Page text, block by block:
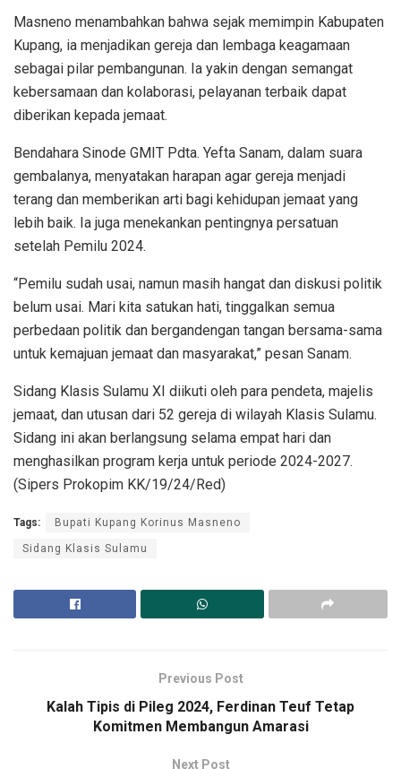
Masneno menambahkan bahwa sejak memimpin Kabupaten
Kupang, ia menjadikan gereja dan lembaga keagamaan
sebagai pilar pembangunan. Ia yakin dengan semangat
kebersamaan dan kolaborasi, pelayanan terbaik dapat
diberikan kepada jemaat.
Bendahara Sinode GMIT Pdta. Yefta Sanam, dalam suara
gembalanya, menyatakan harapan agar gereja menjadi
terang dan memberikan arti bagi kehidupan jemaat yang
lebih baik. Ia juga menekankan pentingnya persatuan
setelah Pemilu 2024.
“Pemilu sudah usai, namun masih hangat dan diskusi politik
belum usai. Mari kita satukan hati, tinggalkan semua
perbedaan politik dan bergandengan tangan bersama-sama
untuk kemajuan jemaat dan masyarakat,” pesan Sanam.
Sidang Klasis Sulamu XI diikuti oleh para pendeta, majelis
jemaat, dan utusan dari 52 gereja di wilayah Klasis Sulamu.
Sidang ini akan berlangsung selama empat hari dan
menghasilkan program kerja untuk periode 2024-2027.
(Sipers Prokopim KK/19/24/Red)
Tags: Bupati Kupang Korinus Masneno
Sidang Klasis Sulamu
Previous Post
Kalah Tipis di Pileg 2024, Ferdinan Teuf Tetap
Komitmen Membangun Amarasi
Next Post